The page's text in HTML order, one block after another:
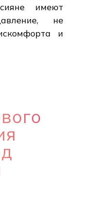
имеют
не
и